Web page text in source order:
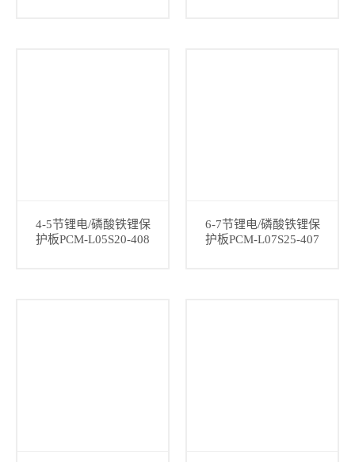
4-5节锂电/磷酸铁锂保
护板PCM-L05S20-408
6-7节锂电/磷酸铁锂保
护板PCM-L07S25-407